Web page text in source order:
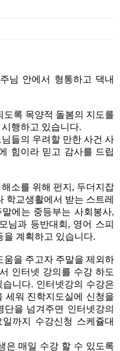
님 안에서 형통하고 댁내
록 목양적 돌봄의 지도를
행하고 있습니다.
들의 우려할 만한 사건 사
힘이라 믿고 감사를 드립
소를 위해 펀지, 두더지잡
학교생활에서 받는 스트레
에는 중등부는 사회봉사,
님과 등반대회, 영어 스피
을 계획하고 있습니다.
움을 주고자 주말을 제외하
인터넷 강의를 수강 하도
니다. 인터넷강의 수강은
세워 진학지도실에 신청을
을 넘겨주면 인터넷강의
까지 수강신청 스케쥴대
은 매일 수강 할 수 있도록